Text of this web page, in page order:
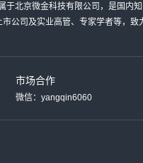
于北京微金科技有限公司，是国内
公司及实业高管、专家学者等，
市场合作
微信：yangqin6060